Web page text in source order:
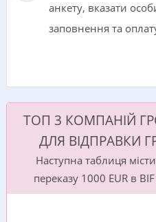
анкету, вказати
заповнення та
ТОП 3 КОМПАНІЙ
ДЛЯ ВІДПРАВКИ
Наступна таблиця
переказу 1000 EUR в